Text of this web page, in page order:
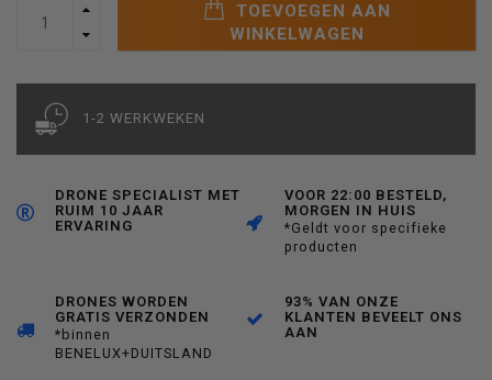
TOEVOEGEN AAN
WINKELWAGEN
1-2 WERKWEKEN
DRONE SPECIALIST MET
RUIM 10 JAAR
ERVARING
VOOR 22:00 BESTELD,
MORGEN IN HUIS
*Geldt voor specifieke
producten
DRONES WORDEN
GRATIS VERZONDEN
*binnen
BENELUX+DUITSLAND
93% VAN ONZE
KLANTEN BEVEELT ONS
AAN